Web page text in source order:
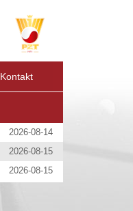
Kontakt
2026-08-14
2026-08-15
2026-08-15